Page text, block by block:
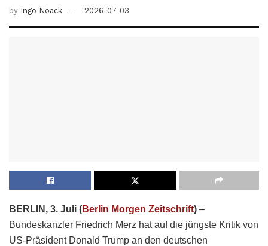
by Ingo Noack 2026-07-03
BERLIN, 3. Juli (Berlin Morgen Zeitschrift) –
Bundeskanzler Friedrich Merz hat auf die jüngste Kritik von
US-Präsident Donald Trump an den deutschen